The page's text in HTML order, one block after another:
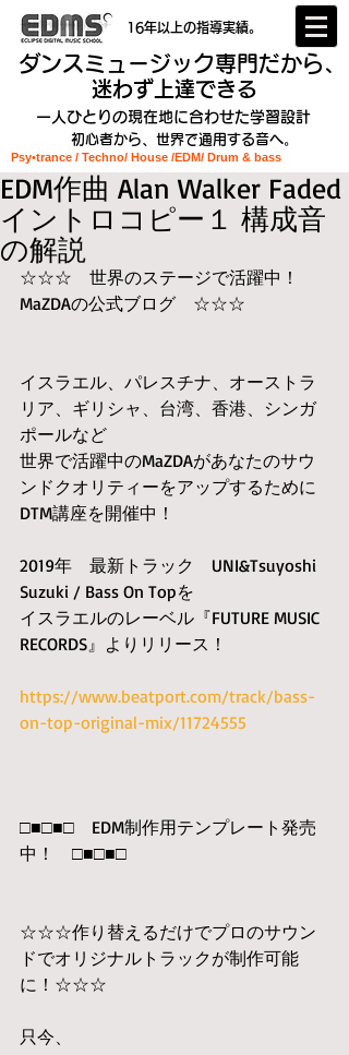
16年以上の指導実績。
ダンスミュージック専門だから、
迷わず上達できる
一人ひとりの現在地に合わせた学習設計
初心者から、世界で通用する音へ。
Psy•trance / Techno/ House /EDM/ Drum & bass
EDM作曲 Alan Walker Faded
イントロコピー１ 構成音
の解説
☆☆☆　世界のステージで活躍中！
MaZDAの公式ブログ　☆☆☆
イスラエル、パレスチナ、オーストラ
リア、ギリシャ、台湾、香港、シンガ
ポールなど
世界で活躍中のMaZDAがあなたのサウ
ンドクオリティーをアップするために
DTM講座を開催中！
2019年　最新トラック　UNI&Tsuyoshi
Suzuki / Bass On Topを
イスラエルのレーベル『FUTURE MUSIC
RECORDS』よりリリース！
https://www.beatport.com/track/bass-
on-top-original-mix/11724555
□■□■□　EDM制作用テンプレート発売
中！　□■□■□
☆☆☆作り替えるだけでプロのサウン
ドでオリジナルトラックが制作可能
に！☆☆☆
只今、